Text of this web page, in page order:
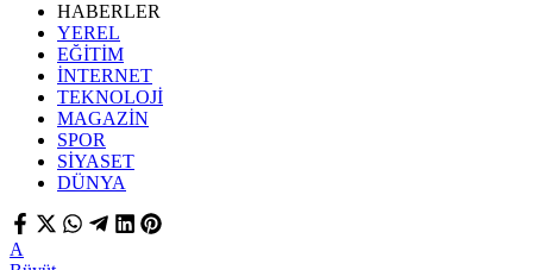
HABERLER
YEREL
EĞİTİM
İNTERNET
TEKNOLOJİ
MAGAZİN
SPOR
SİYASET
DÜNYA
A